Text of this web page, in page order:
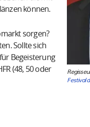
Festival
können.
sorgen?
Sollte sich
Begeisterung
(48, 50 oder